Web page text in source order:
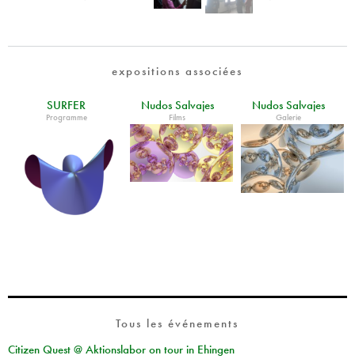
expositions associées
SURFER
Programme
Nudos Salvajes
Films
Nudos Salvajes
Galerie
Tous les événements
Citizen Quest @ Aktionslabor on tour in Ehingen